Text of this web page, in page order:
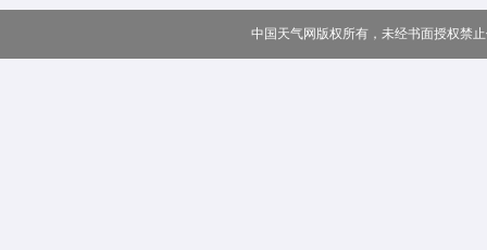
中国天气网版权所有，未经书面授权